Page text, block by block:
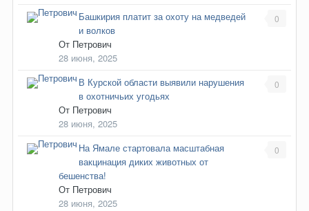
0
Башкирия платит за охоту на медведей
и волков
От Петрович
28 июня, 2025
0
В Курской области выявили нарушения
в охотничьих угодьях
От Петрович
28 июня, 2025
0
На Ямале стартовала масштабная
вакцинация диких животных от
бешенства!
От Петрович
28 июня, 2025